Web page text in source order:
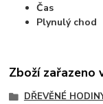
Čas
Plynulý chod
Zboží zařazeno
DŘEVĚNÉ